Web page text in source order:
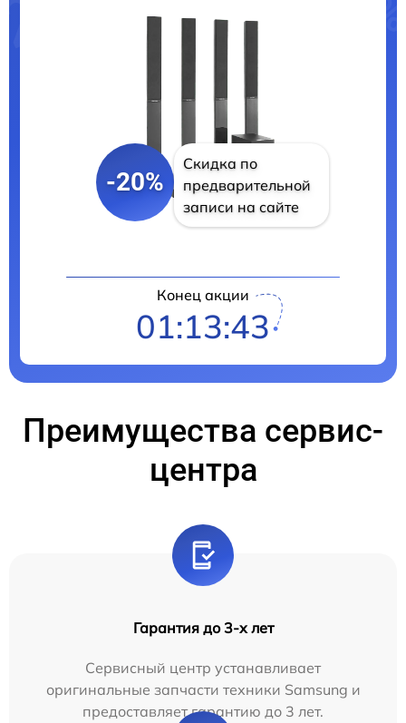
-20%
Скидка по
предварительной
записи на сайте
Конец акции
01:13:42
Преимущества сервис-
центра
Гарантия до 3-х лет
Сервисный центр устанавливает
оригинальные запчасти техники Samsung и
предоставляет гарантию до 3 лет.